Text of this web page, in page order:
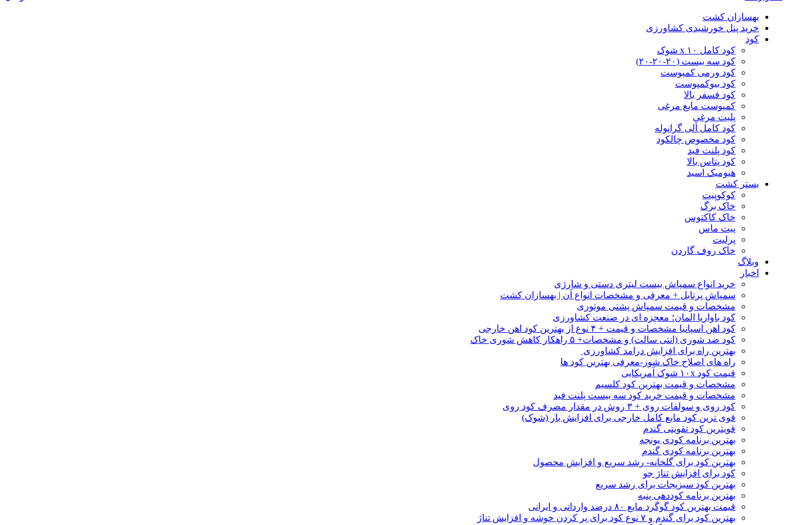
بهسازان کشت
خرید پنل خورشیدی کشاورزی
کود
کود کامل ۱۰ x شوک
کود سه بیست (۲۰-۲۰-۲۰)
کود ورمی کمپوست
کود بیوکمپوست
کود فسفر بالا
کمپوست مایع مرغی
پلیت مرغی
کود کامل آلی گرانوله
کود مخصوص چالکود
کود پلنت فید
کود پتاس بالا
هیومیک اسید
بستر کشت
کوکوپیت
خاک برگ
خاک کاکتوس
پیت ماس
پرلیت
خاک روف گاردن
وبلاگ
اخبار
خرید انواع سمپاش بیست لیتری دستی و شارژی
سمپاش پرتابل + معرفی و مشخصات انواع آن | بهسازان کشت
مشخصات و قیمت سمپاش پشتی موتوری
کود باواریا المان؛ معجزه ای در صنعت کشاورزی
کود اهن اسپانیا مشخصات و قیمت + ۴ نوع از بهترین کود اهن خارجی
کود ضد شوری (انتی سالت) و مشخصات+ ۵ راهکار کاهش شوری خاک
بهترین راه برای افزایش درامد کشاورزی
راه های اصلاح خاک شور-معرفی بهترین کود ها
قیمت کود ۱۰x شوک آمریکایی
مشخصات و قیمت بهترین کود کلسیم
مشخصات و قیمت خرید کود سه بیست پلنت فید
کود روی و سولفات روی + ۳ روش در مقدار مصرف کود روی
قوی ترین کود مایع کامل خارجی برای افزایش بار (شوک)
قویترین کود تقویتی گندم
بهترین برنامه کودی یونجه
بهترین برنامه کودی گندم
بهترین کود برای گلخانه- رشد سریع و افزایش محصول
کود برای افزایش تناژ جو
بهترین کود سبزیجات برای رشد سریع
بهترین برنامه کوددهی پنبه
قیمت بهترین کود گوگرد مایع ۸۰ درصد وارداتی و ایرانی
بهترین کود برای گندم و ۷ نوع کود برای پر کردن خوشه و افزایش تناژ